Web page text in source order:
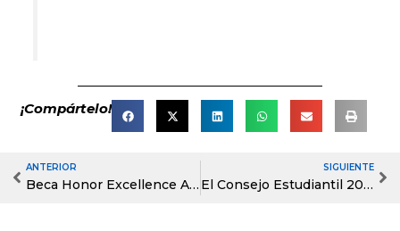
¡Compártelo!
Prev
ANTERIOR
Beca Honor Excellence AES
SIGUIENTE
El Consejo Estudiantil 2025-2026 presentó su Rendición de Cuentas